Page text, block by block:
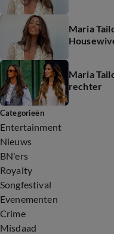
Maria
Maria
rechter
Categorieën
Entertainment
Nieuws
BN'ers
Royalty
Songfestival
Evenementen
Crime
Misdaad